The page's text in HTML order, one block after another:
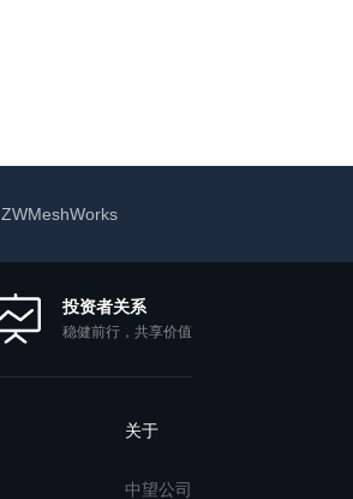
ZWMeshWorks
投资者关系
稳健前行，共享价值
关于
中望公司